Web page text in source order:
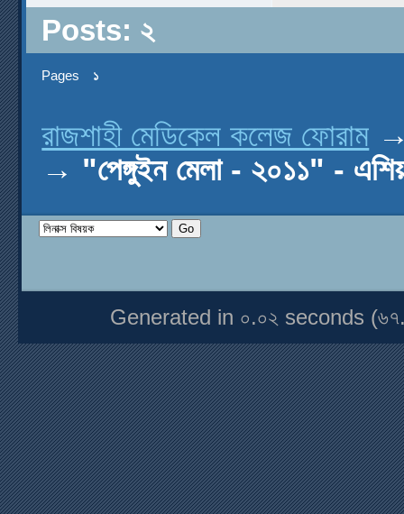
Posts: ২
Pages ১
রাজশাহী মেডিকেল কলেজ ফোরাম
→ "পেঙ্গুইন মেলা - ২০১১" -
Generated in ০.০২ seconds